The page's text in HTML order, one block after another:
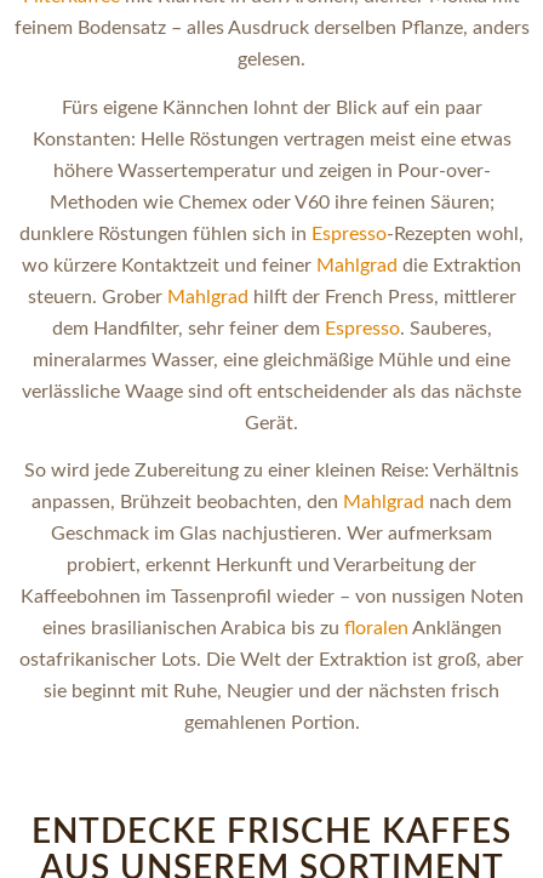
feinem Bodensatz – alles Ausdruck derselben Pflanze, anders
gelesen.
Fürs eigene Kännchen lohnt der Blick auf ein paar
Konstanten: Helle Röstungen vertragen meist eine etwas
höhere Wassertemperatur und zeigen in Pour-over-
Methoden wie Chemex oder V60 ihre feinen Säuren;
dunklere Röstungen fühlen sich in Espresso-Rezepten wohl,
wo kürzere Kontaktzeit und feiner Mahlgrad die Extraktion
steuern. Grober Mahlgrad hilft der French Press, mittlerer
dem Handfilter, sehr feiner dem Espresso. Sauberes,
mineralarmes Wasser, eine gleichmäßige Mühle und eine
verlässliche Waage sind oft entscheidender als das nächste
Gerät.
So wird jede Zubereitung zu einer kleinen Reise: Verhältnis
anpassen, Brühzeit beobachten, den Mahlgrad nach dem
Geschmack im Glas nachjustieren. Wer aufmerksam
probiert, erkennt Herkunft und Verarbeitung der
Kaffeebohnen im Tassenprofil wieder – von nussigen Noten
eines brasilianischen Arabica bis zu floralen Anklängen
ostafrikanischer Lots. Die Welt der Extraktion ist groß, aber
sie beginnt mit Ruhe, Neugier und der nächsten frisch
gemahlenen Portion.
ENTDECKE FRISCHE KAFFES
AUS UNSEREM SORTIMENT